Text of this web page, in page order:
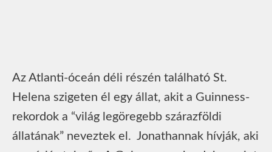
Az Atlanti-óceán déli részén található St.
Helena szigeten él egy állat, akit a Guinness-
rekordok a “világ legöregebb szárazföldi
állatának” neveztek el. Jonathannak hívják, aki